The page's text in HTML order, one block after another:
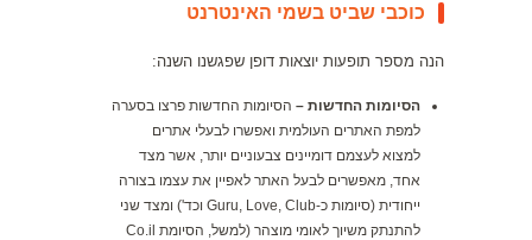
כוכבי שביט בשמי האינטרנט
הנה מספר תופעות יוצאות דופן שפגשנו השנה:
הסיומות החדשות – הסיומות החדשות פרצו בסערה
למפת האתרים העולמית ואפשרו לבעלי אתרים
למצוא לעצמם דומיינים צבעוניים יותר, אשר מצד
אחד, מאפשרים לבעל האתר לאפיין את עצמו בצורה
ייחודית (סיומות כ-Guru, Love, Club וכד') ומצד שני
להתנתק משיוך לאומי מוצהר (למשל, הסיומת Co.il